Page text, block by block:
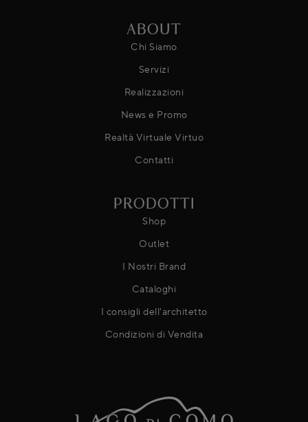
ABOUT
Chi Siamo
Servizi
Realizzazioni
News e Promo
Realtà Virtuale Virtuo
Contatti
PRODOTTI
Shop
Outlet
I Nostri Brand
Cataloghi
I consigli dell'architetto
Condizioni di Vendita